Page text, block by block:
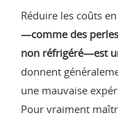
Réduire les coûts
—comme des
non réfrigéré—est
donnent
une mauvaise
Pour vraiment